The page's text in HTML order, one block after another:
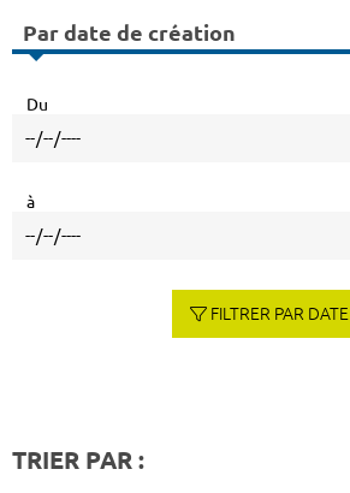
Par date de création
Du
à
FILTRER PAR DATE
TRIER PAR :